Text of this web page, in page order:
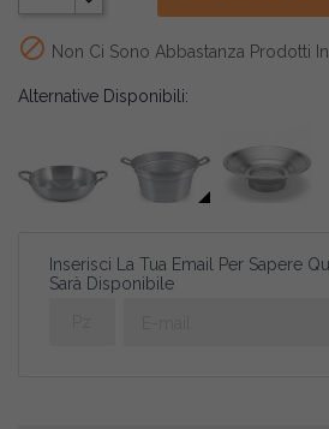
 Non Ci Sono Abbastanza Prodotti
Alternative Disponibili:
Inserisci La Tua Email Per Sapere
Sarà Disponibile